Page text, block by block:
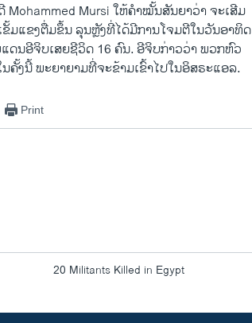
Mursi ໃຫ້​ຄຳ​ໝັ້ນສັນຍາວ່າ ຈະ​ເສີມ
ມ​ແຂງ​ຕື່ມ​ຂຶ້ນ ລຸນ​ຫຼັງທີ່​ໄດ້​ມີ​ການ​ໂຈມ​ຕີ​ໃນ​ວັນ​ອາທິດ
ດນອີ​ຈິບເສຍ​ຊີວິດ 16 ຄົນ. ອີ​ຈິບກ່າວ​ວ່າ ພວກ​ຫົວ
ງນີ້ ພະ​ຍາ​ຍາມ​ທີ່​ຈະ​ຂ້າມ​ເຂົ້າ​ໄປ​ໃນອິສຣະ​ແອລ.
Print
20 Militants Killed in Egypt